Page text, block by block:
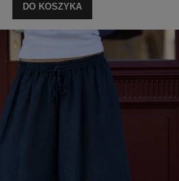
DO KOSZYKA